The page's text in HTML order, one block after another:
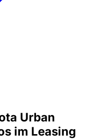
Urban
im Leasing